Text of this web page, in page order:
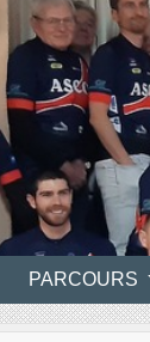
PARCOURS